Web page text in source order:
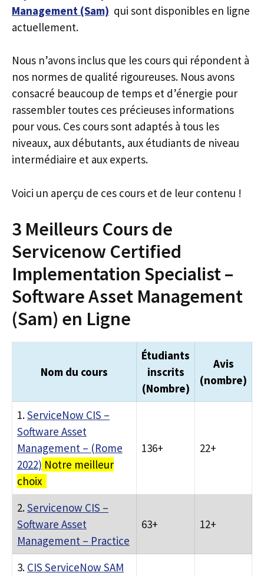
Management (Sam) qui sont disponibles en ligne
actuellement.
Nous n’avons inclus que les cours qui répondent à
nos normes de qualité rigoureuses. Nous avons
consacré beaucoup de temps et d’énergie pour
rassembler toutes ces précieuses informations
pour vous. Ces cours sont adaptés à tous les
niveaux, aux débutants, aux étudiants de niveau
intermédiaire et aux experts.
Voici un aperçu de ces cours et de leur contenu !
3 Meilleurs Cours de
Servicenow Certified
Implementation Specialist –
Software Asset Management
(Sam) en Ligne
Nom du cours
Étudiants
inscrits
(Nombre)
Avis
(nombre)
1.ServiceNow CIS –
Software Asset
Management – (Rome
2022) Notre meilleur
choix
136+ 22+
2.Servicenow CIS –
Software Asset
Management – Practice
63+ 12+
3. CIS ServiceNow SAM